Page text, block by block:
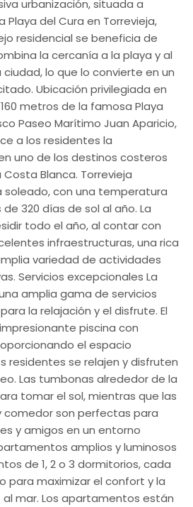
urbanización, situada a
del Cura en Torrevieja,
residencial se beneficia de
la cercanía a la playa y al
lo que lo convierte en un
Ubicación privilegiada en
metros de la famosa Playa
Paseo Marítimo Juan Aparicio,
a los residentes la
uno de los destinos costeros
Blanca. Torrevieja
soleado, con una temperatura
320 días de sol al año. La
todo el año, al contar con
infraestructuras, una rica
variedad de actividades
Servicios excepcionales La
amplia gama de servicios
la relajación y el disfrute. El
piscina con
el espacio
residentes se relajen y disfruten
Las tumbonas alrededor de la
tomar el sol, mientras que las
comedor son perfectas para
y amigos en un entorno
amplios y luminosos
de 1, 2 o 3 dormitorios, cada
para maximizar el confort y la
mar. Los apartamentos están